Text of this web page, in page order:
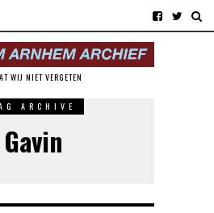
WIJ NIET VERGETEN
ARCHIVE
Gavin